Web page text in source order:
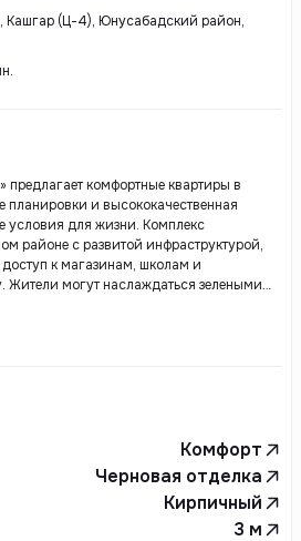
Кашгар (Ц-4), Юнусабадский район,
комфортные квартиры в
планировки и высококачественная
условия для жизни. Комплекс
районе с развитой инфраструктурой,
к магазинам, школам и
Жители могут наслаждаться зелеными
и местами для отдыха. «Кипарис»
Комфорт
Черновая отделка
Кирпичный
3 м